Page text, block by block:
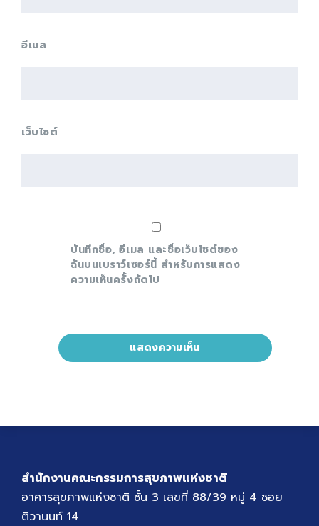
อีเมล
เว็บไซต์
บันทึกชื่อ, อีเมล และชื่อเว็บไซต์ของ
ฉันบนเบราว์เซอร์นี้ สำหรับการแสดง
ความเห็นครั้งถัดไป
สำนักงานคณะกรรมการสุขภาพแห่งชาติ
อาคารสุขภาพแห่งชาติ ชั้น 3 เลขที่ 88/39 หมู่ 4 ซอย
ติวานนท์ 14